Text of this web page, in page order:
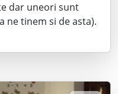
dar uneori sunt
ne tinem si de asta).